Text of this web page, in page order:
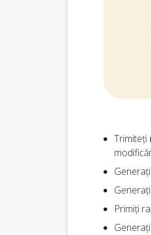
Trimiteți
Generați
Generați
Primiți
Generați